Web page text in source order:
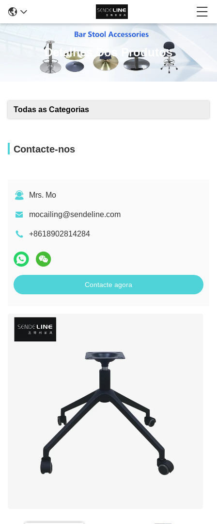
Detalhes Dos Produtos
Todas as Categorias
Contacte-nos
Mrs. Mo
mocailing@sendeline.com
+8618902814284
Contacte agora